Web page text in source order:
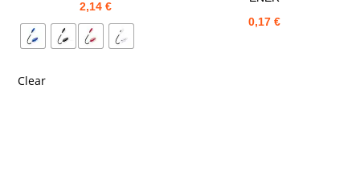
2,14€
Clear
0,17 €